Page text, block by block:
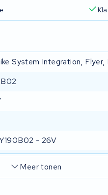
System Integration, Flyer,
- 26V
Meer tonen